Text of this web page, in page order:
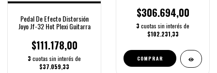
Pedal De Efecto Distorsión
Joyo Jf-32 Hot Plexi Guitarra
$111.178,00
3 cuotas sin interés de
$37.059,33
$306.694,00
3 cuotas sin interés de
$102.231,33
COMPRAR